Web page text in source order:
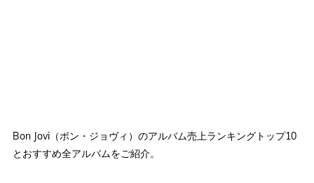
Bon Jovi（ボン・ジョヴィ）のアルバム売上ランキングトップ10
とおすすめ全アルバムをご紹介。